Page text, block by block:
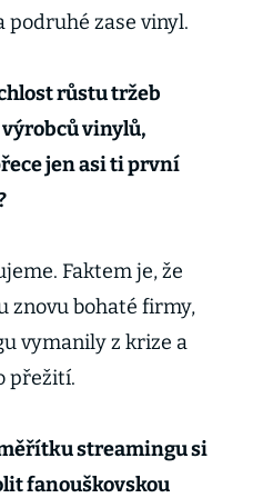
podruhé zase vinyl.
růstu tržeb
vinylů,
jen asi ti první
Faktem je, že
znovu bohaté firmy,
vymanily z krize a
přežití.
streamingu si
fanouškovskou